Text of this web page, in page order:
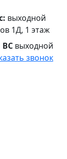
выходной
1Д, 1 этаж
ВС выходной
звонок